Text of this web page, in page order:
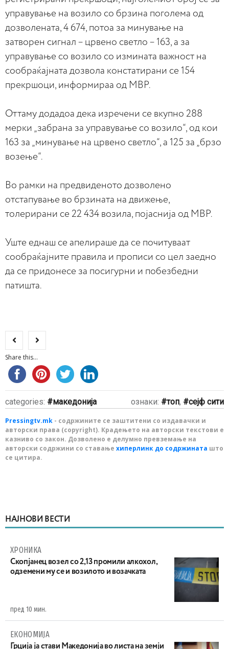
управување на возило со брзина поголема од
дозволената, 4 674, потоа за минување на
затворен сигнал – црвено светло – 163, а за
управување со возило со измината важност на
сообраќајната дозвола констатирани се 154
прекршоци, информираа од МВР.
Оттаму додадоа дека изречени се вкупно 288
мерки „забрана за управување со возило“, од кои
163 за „минување на црвено светло“, а 125 за „брзо
возење“.
Во рамки на предвиденото дозволено
отстапување во брзината на движење,
толерирани се 22 434 возила, појаснија од МВР.
Уште еднаш се апелираше да се почитуваат
сообраќајните правила и прописи со цел заедно
да се придонесе за посигурни и побезбедни
патишта.
Share this...
categories: македонија ознаки: топ, сејф сити
Pressingtv.mk - содржините се заштитени со издавачки и
авторски права (copyright). Крадењето на авторски текстови е
казниво со закон. Дозволено е делумно превземање на
авторски содржини со ставање хиперлинк до содржината што
се цитира.
НАЈНОВИ ВЕСТИ
ХРОНИКА
Скопјанец возел со 2,13 промили алкохол,
одземени му се и возилото и возачката
пред 10 мин.
ЕКОНОМИЈА
Грција ја стави Македонија во листа на земји